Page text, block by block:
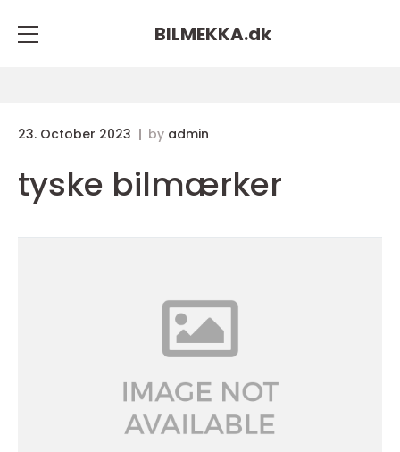
BILMEKKA.dk
23. October 2023 by admin
tyske bilmærker